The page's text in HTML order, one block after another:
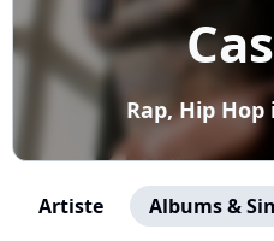
Rap, Hip
Artiste Albums &